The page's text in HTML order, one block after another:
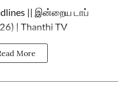
|| இன்றைய டாப்
| Thanthi TV
More